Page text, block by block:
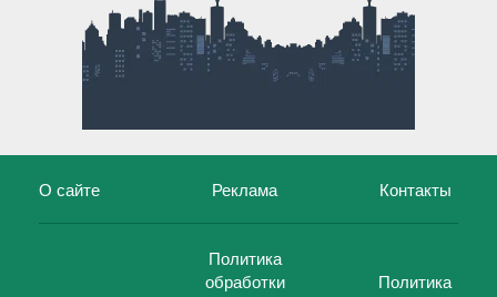
О сайте Реклама Контакты
Политика
обработки
Политика